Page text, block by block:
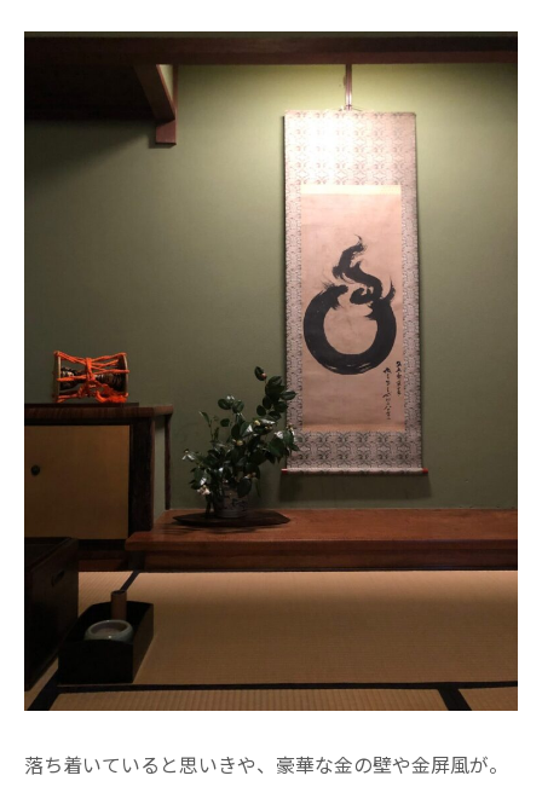
落ち着いていると思いきや、豪華な金の壁や金屏風が。